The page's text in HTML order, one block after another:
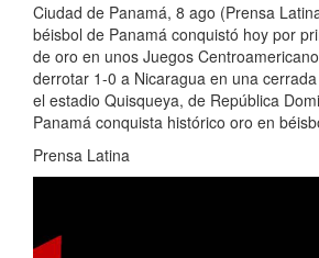
Ciudad de Panamá, 8 ago (Prensa
béisbol de Panamá conquistó hoy por
de oro en unos Juegos
derrotar 1-0 a Nicaragua en una
el estadio Quisqueya, de República
Panamá conquista histórico oro en
Prensa Latina